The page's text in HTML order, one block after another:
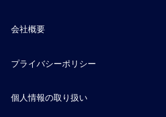
会社概要
プライバシーポリシー
個人情報の取り扱い